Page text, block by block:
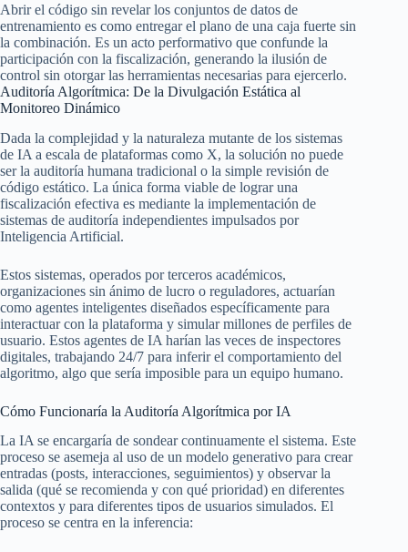
Abrir el código sin revelar los conjuntos de datos de
entrenamiento es como entregar el plano de una caja fuerte sin
la combinación. Es un acto performativo que confunde la
participación con la fiscalización, generando la ilusión de
control sin otorgar las herramientas necesarias para ejercerlo.
Auditoría Algorítmica: De la Divulgación Estática al
Monitoreo Dinámico
Dada la complejidad y la naturaleza mutante de los sistemas
de IA a escala de plataformas como X, la solución no puede
ser la auditoría humana tradicional o la simple revisión de
código estático. La única forma viable de lograr una
fiscalización efectiva es mediante la implementación de
sistemas de auditoría independientes impulsados por
Inteligencia Artificial.
Estos sistemas, operados por terceros académicos,
organizaciones sin ánimo de lucro o reguladores, actuarían
como agentes inteligentes diseñados específicamente para
interactuar con la plataforma y simular millones de perfiles de
usuario. Estos agentes de IA harían las veces de inspectores
digitales, trabajando 24/7 para inferir el comportamiento del
algoritmo, algo que sería imposible para un equipo humano.
Cómo Funcionaría la Auditoría Algorítmica por IA
La IA se encargaría de sondear continuamente el sistema. Este
proceso se asemeja al uso de un modelo generativo para crear
entradas (posts, interacciones, seguimientos) y observar la
salida (qué se recomienda y con qué prioridad) en diferentes
contextos y para diferentes tipos de usuarios simulados. El
proceso se centra en la inferencia: